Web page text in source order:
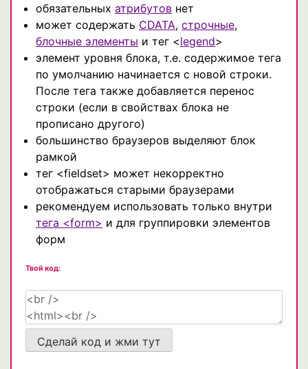
обязательных атрибутов нет
может содержать CDATA, строчные,
блочные элементы и тег <legend>
элемент уровня блока, т.е. содержимое тега
по умолчанию начинается с новой строки.
После тега также добавляется перенос
строки (если в свойствах блока не
прописано другого)
большинство браузеров выделяют блок
рамкой
тег <fieldset> может некорректно
отображаться старыми браузерами
рекомендуем использовать только внутри
тега <form> и для группировки элементов
форм
Твой код:
Сделай код и жми тут